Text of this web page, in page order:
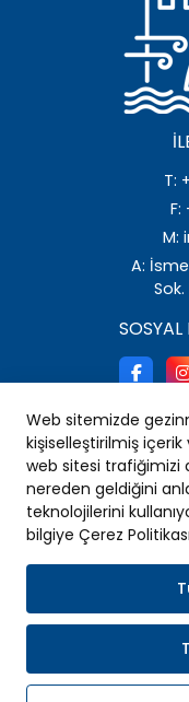
Web sitemizde
kişiselleştirilmiş
web sitesi trafiğimizi
nereden geldiğini
teknolojilerini
bilgiye Çerez
T:
F:
M:
A: